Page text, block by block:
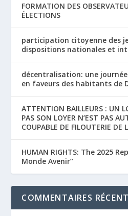
FORMATION DES
ÉLECTIONS
participation citoyenne des
dispositions nationales et
décentralisation: une journée
en faveurs des habitants de
ATTENTION BAILLEURS : UN
PAS SON LOYER N’EST PAS
COUPABLE DE FILOUTERIE DE
HUMAN RIGHTS: The 2025
Monde Avenir”
COMMENTAIRES